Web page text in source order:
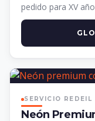
pedido para XV
SERVICIO REDEIL
Neón